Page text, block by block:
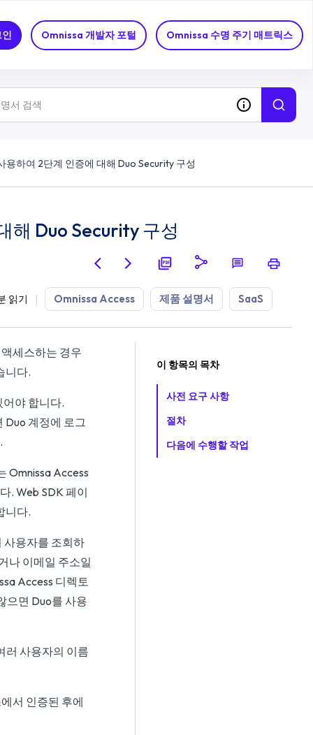
Omnissa 개발자 포털 Omnissa 수명 주기 매트릭스
인
용하여 2단계 인증에 대해 Duo Security 구성
해 Duo Security 구성
읽기 Omnissa Access 제품 설명서 SaaS
세스하는 경우
니다.
야 합니다.
Duo 계정에 로그
Omnissa Access
. Web SDK 페이
니다.
사용자를 조회하
나 이메일 주소일
Access 디렉토
으면 Duo를 사용
러 사용자의 이름
서 인증된 후에
이 항목의 목차
사전 요구 사항
절차
다음에 수행할 작업